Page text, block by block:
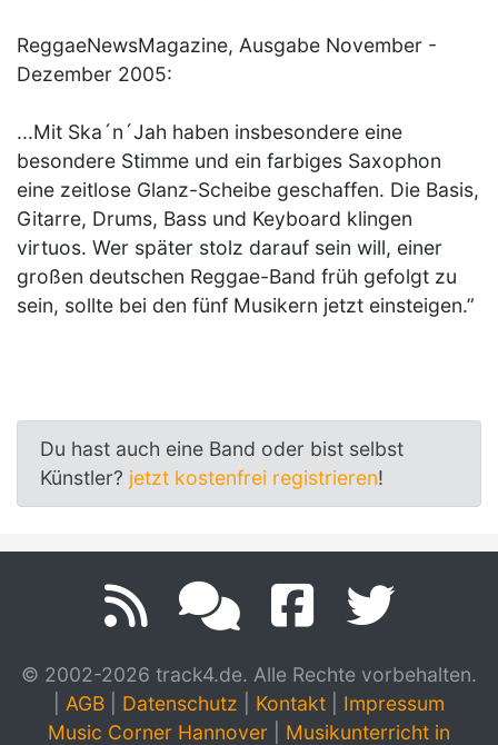
ReggaeNewsMagazine, Ausgabe November -
Dezember 2005:
...Mit Ska´n´Jah haben insbesondere eine
besondere Stimme und ein farbiges Saxophon
eine zeitlose Glanz-Scheibe geschaffen. Die Basis,
Gitarre, Drums, Bass und Keyboard klingen
virtuos. Wer später stolz darauf sein will, einer
großen deutschen Reggae-Band früh gefolgt zu
sein, sollte bei den fünf Musikern jetzt einsteigen.”
Du hast auch eine Band oder bist selbst
Künstler? jetzt kostenfrei registrieren!
© 2002-2026 track4.de. Alle Rechte vorbehalten.
AGB Datenschutz Kontakt
Impressum
Music Corner Hannover
Musikunterricht in